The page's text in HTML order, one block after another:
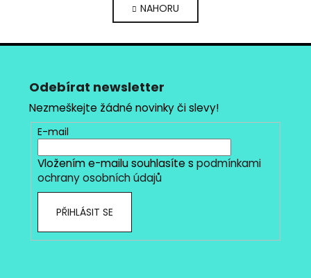
l
á
d
í
p
r
y
v
s
n
k
v
í
NAHORU
Z
Odebírat newsletter
Nezmeškejte žádné novinky či slevy!
E-mail
Vložením e-mailu souhlasíte spodmínkami
ochrany osobních údajů
PŘIHLÁSIT SE